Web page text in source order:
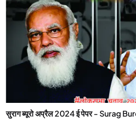
सुराग ब्यूरो अप्रैल 2024 ई पेपर - Surag